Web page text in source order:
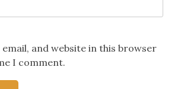
email, and website in this browser
I comment.